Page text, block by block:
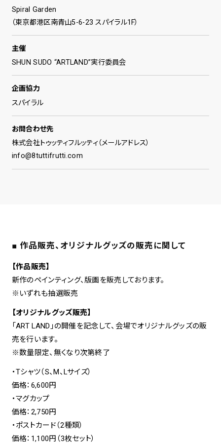
Spiral Garden
（東京都港区南⻘⼭5-6-23 スパイラル1F）
主催
SHUN SUDO “ARTLAND”実行委員会
企画協力
スパイラル
お問合わせ先
株式会社トゥッティフルッティ（メールアドレス）
info@8tuttifrutti.com
■ 作品販売、オリジナルグッズの販売に関して
【作品販売】
新作のペインティング、版画を販売しております。
※いずれも抽選販売
【オリジナルグッズ販売】
「ART LAND」の開催を記念して、会場でオリジナルグッズの販
売を行います。
※数量限定、無くなり次第終了
・Tシャツ（S、M、Lサイズ）
価格：6,600円
・マグカップ
価格：2,750円
・ポストカード（2種類）
価格：1,100円（3枚セット）